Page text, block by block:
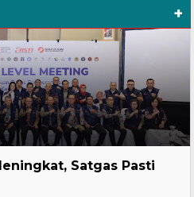
+
Satgas Pasti